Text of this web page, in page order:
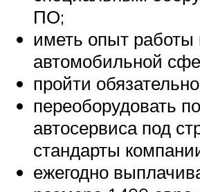
ПО;
иметь опыт работы
автомобильной
пройти
переоборудовать
автосервиса под
стандарты
ежегодно